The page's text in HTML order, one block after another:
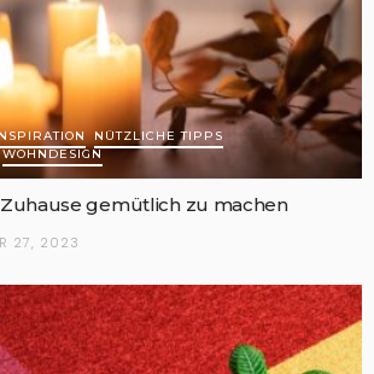
NÜTZLICHE TIPPS
WOHNDESIGN
gemütlich zu machen
27, 2023